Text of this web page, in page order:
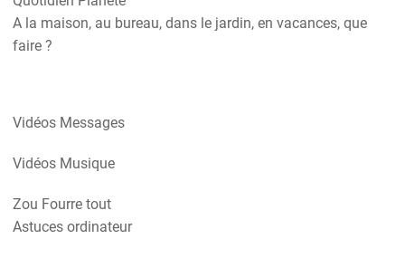
A la maison, au bureau, dans le jardin, en vacances, que
faire ?
Vidéos Messages
Vidéos Musique
Zou Fourre tout
Astuces ordinateur